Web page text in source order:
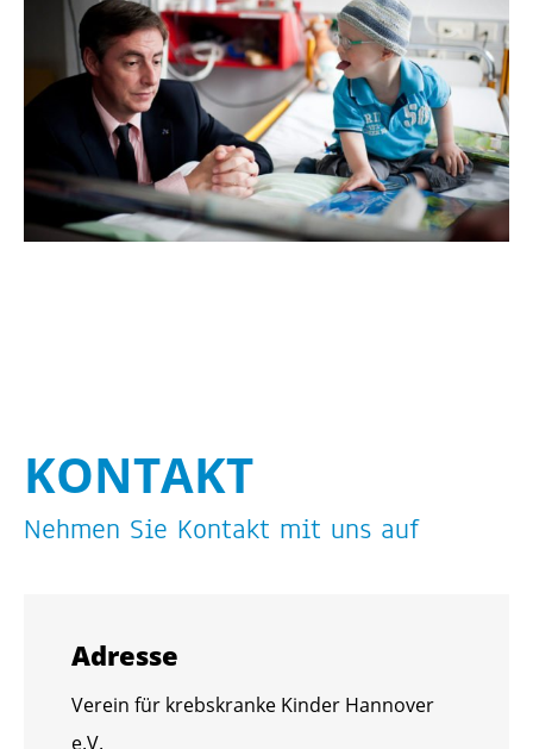
KON­TAKT
Neh­men Sie Kon­takt mit uns auf
Adres­se
Ver­ein für krebs­kran­ke Kin­der Han­no­ver
e.V.